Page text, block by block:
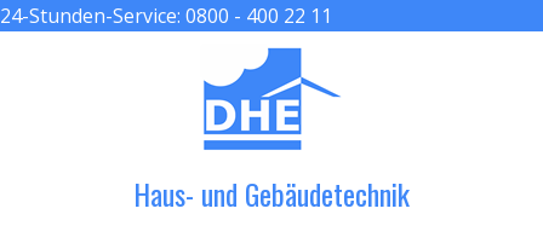
24-Stunden-Service: 0800 - 400 22 11
Haus- und Gebäudetechnik